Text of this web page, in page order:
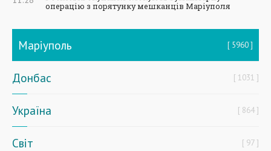
операцію з порятунку мешканців Маріуполя
Маріуполь 5960
Донбас 1031
Україна 864
Світ 97